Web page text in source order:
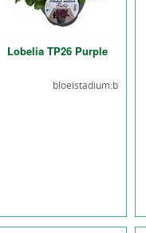
Lobelia TP26 Purple
bloeistadium:b